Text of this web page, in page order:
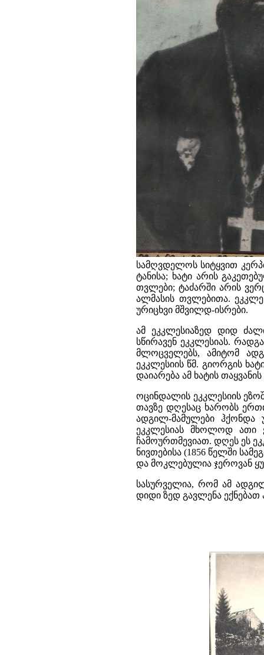
სამღვდელოს სიტყვით
ტანისა; ხატი არის
თვლები; ტაძარში არის
ალმასის თვლებითა.
ურიცხვი მშვილდ-ისრები.
ამ ეკკლესიაზედ დიდ
სწირავენ ეკკლესიას.
მლოცველებს, ამიტომ
ეკკლესიის წმ. გიორგის
დაიარება ამ ხატის
ოცინდალის ეკკლესიის
თავზე დღესაც ხარობს
ადგილ-მამულები
ეკკლესიას მხოლოდ ათი
ჩამოურთმევიათ. დღეს ეს
ნივთებისა (1856 წელში
და მოკლებულია ჯეროვან
სასურველია, რომ ამ
დიდი ზედ გავლენა